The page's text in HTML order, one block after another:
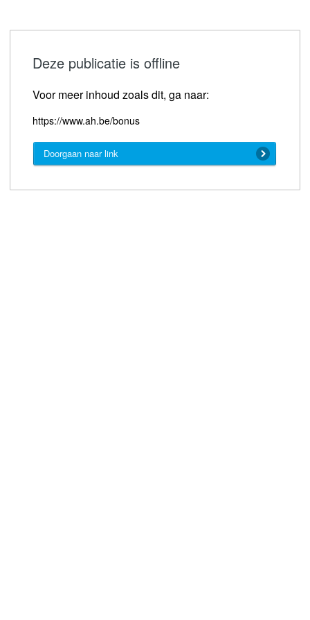
Deze publicatie is offline
Voor meer inhoud zoals dit, ga naar:
https://www.ah.be/bonus
Doorgaan naar link